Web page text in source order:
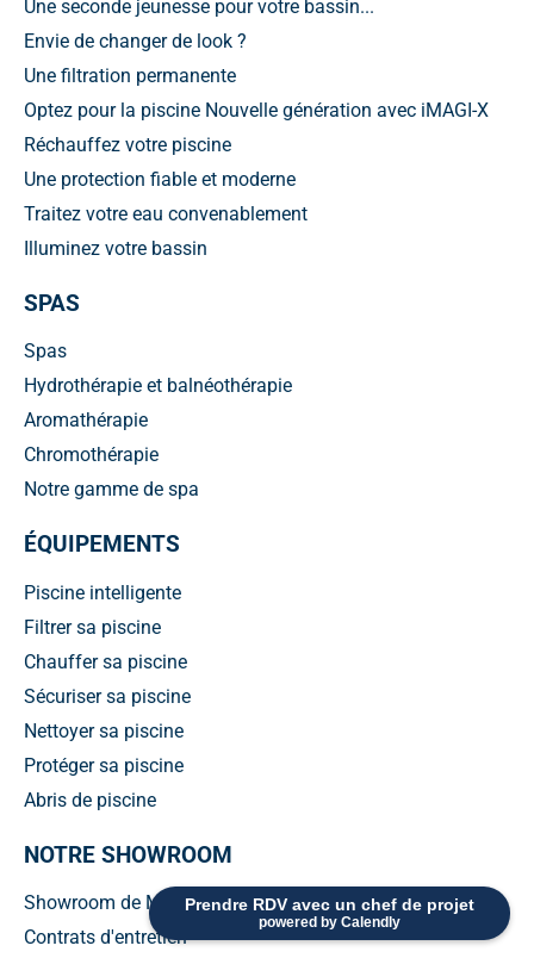
Prendre RDV avec un chef de projet
powered by Calendly
Une seconde jeunesse pour votre bassin...
Envie de changer de look ?
Une filtration permanente
Optez pour la piscine Nouvelle génération avec iMAGI-X
Réchauffez votre piscine
Une protection fiable et moderne
Traitez votre eau convenablement
Illuminez votre bassin
SPAS
Spas
Hydrothérapie et balnéothérapie
Aromathérapie
Chromothérapie
Notre gamme de spa
ÉQUIPEMENTS
Piscine intelligente
Filtrer sa piscine
Chauffer sa piscine
Sécuriser sa piscine
Nettoyer sa piscine
Protéger sa piscine
Abris de piscine
NOTRE SHOWROOM
Showroom de Messancy
Contrats d'entretien